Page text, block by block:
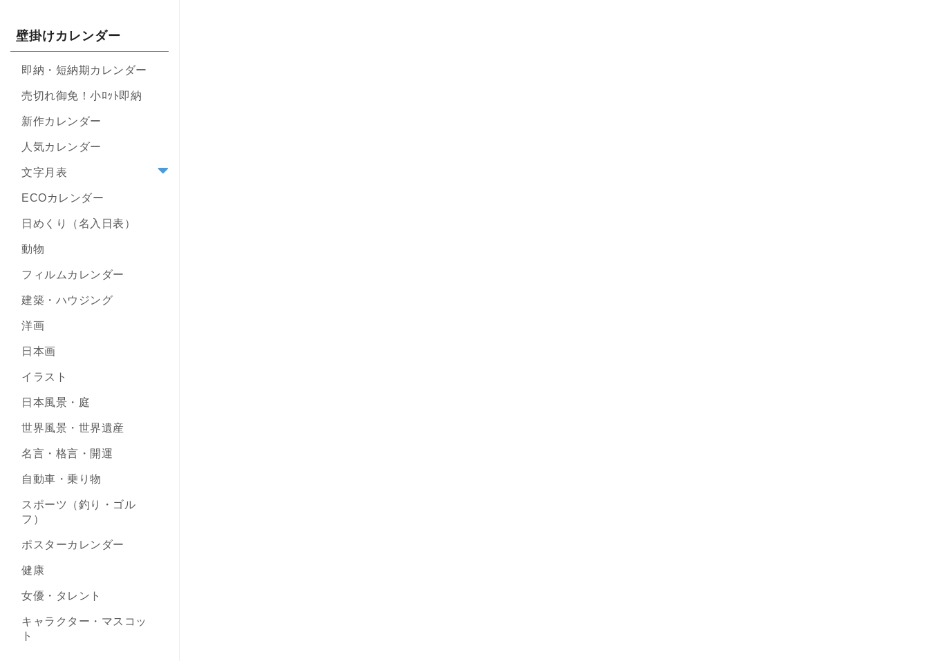
壁掛けカレンダー
即納・短納期カレンダー
売切れ御免！小ﾛｯﾄ即納
新作カレンダー
人気カレンダー
文字月表
ECOカレンダー
日めくり（名入日表）
動物
フィルムカレンダー
建築・ハウジング
洋画
日本画
イラスト
日本風景・庭
世界風景・世界遺産
名言・格言・開運
自動車・乗り物
スポーツ（釣り・ゴル
フ）
ポスターカレンダー
健康
女優・タレント
キャラクター・マスコッ
ト